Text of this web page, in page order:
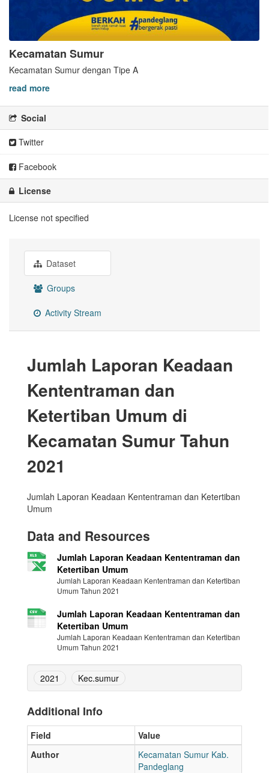
Kecamatan Sumur
Kecamatan Sumur dengan Tipe A
read more
Social
Twitter
Facebook
License
License not specified
Dataset
Groups
Activity Stream
Jumlah Laporan Keadaan
Kententraman dan
Ketertiban Umum di
Kecamatan Sumur Tahun
2021
Jumlah Laporan Keadaan Kententraman dan Ketertiban
Umum
Data and Resources
Jumlah Laporan Keadaan Kententraman dan
Ketertiban Umum
Jumlah Laporan Keadaan Kententraman dan Ketertiban
Umum Tahun 2021
Jumlah Laporan Keadaan Kententraman dan
Ketertiban Umum
Jumlah Laporan Keadaan Kententraman dan Ketertiban
Umum Tahun 2021
2021 Kec.sumur
Additional Info
Field
Value
Author
Kecamatan Sumur Kab.
Pandeglang